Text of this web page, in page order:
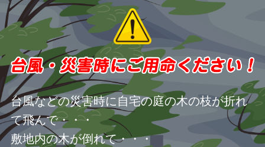
台風などの災害時に自宅の庭の木の枝が折れ
て飛んで・・・
敷地内の木が倒れて・・・